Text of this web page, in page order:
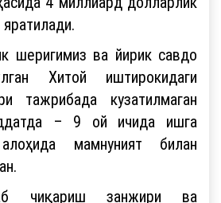
шеригимиз ва йирик савдо
Хитой иштирокидаги
тажрибада кузатилмаган
– 9 ой ичида ишга
алоҳида мамнуният билан
чиқариш занжири ва